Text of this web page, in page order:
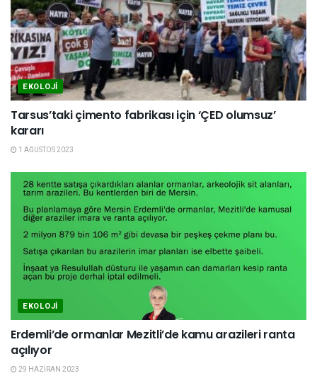
EKOLOJI
Tarsus’taki çimento fabrikası için ‘ÇED olumsuz’
kararı
1 AĞUSTOS 2023
EKOLOJI
Erdemli’de ormanlar Mezitli’de kamu arazileri ranta
açılıyor
29 HAZIRAN 2023